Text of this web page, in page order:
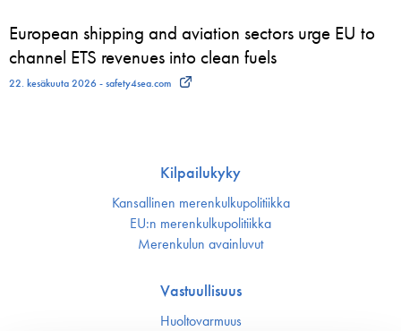
European shipping and aviation sectors urge EU to
channel ETS revenues into clean fuels
22. kesäkuuta 2026 - safety4sea.com
Kilpailukyky
Kansallinen merenkulku­politiikka
EU:n merenkulku­politiikka
Merenkulun avainluvut
Vastuullisuus
Huoltovarmuus